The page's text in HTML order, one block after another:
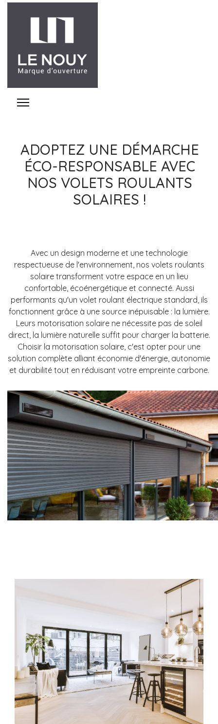
ADOPTEZ UNE DÉMARCHE
ÉCO-RESPONSABLE AVEC
NOS VOLETS ROULANTS
SOLAIRES !
Avec un design moderne et une technologie
respectueuse de l'environnement, nos volets roulants
solaire transforment votre espace en un lieu
confortable, écoénergétique et connecté. Aussi
performants qu'un volet roulant électrique standard, ils
fonctionnent grâce à une source inépuisable : la lumière.
Leurs motorisation solaire ne nécessite pas de soleil
direct, la lumière naturelle suffit pour charger la batterie.
Choisir la motorisation solaire, c'est opter pour une
solution complète alliant économie d'énergie, autonomie
et durabilité tout en réduisant votre empreinte carbone.